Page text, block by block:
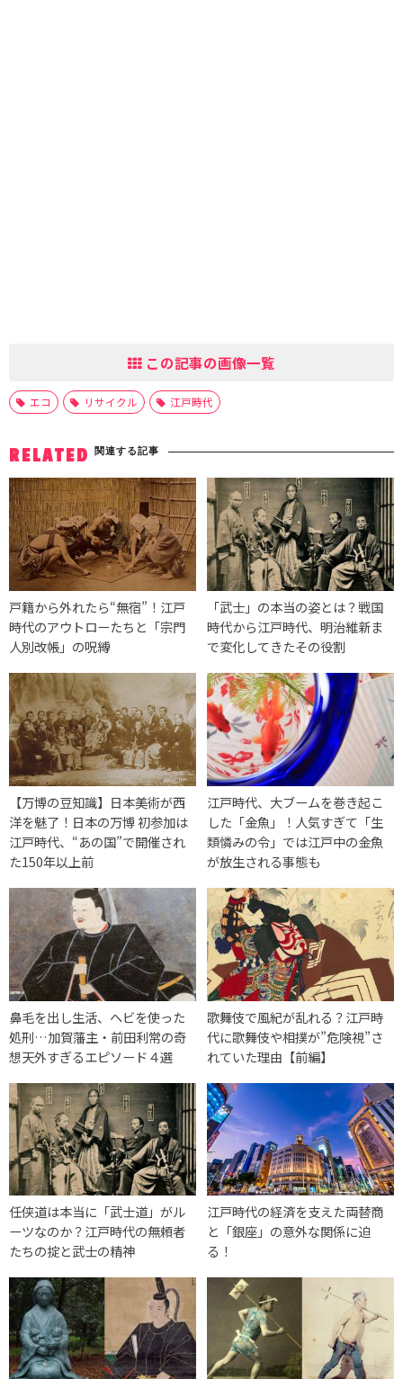
この記事の画像一覧
エコ リサイクル 江戸時代
RELATED 関連する記事
戸籍から外れたら“無宿”！江戸
時代のアウトローたちと「宗門
人別改帳」の呪縛
「武士」の本当の姿とは？戦国
時代から江戸時代、明治維新ま
で変化してきたその役割
【万博の豆知識】日本美術が西
洋を魅了！日本の万博 初参加は
江戸時代、“あの国”で開催され
た150年以上前
江戸時代、大ブームを巻き起こ
した「金魚」！人気すぎて「生
類憐みの令」では江戸中の金魚
が放生される事態も
鼻毛を出し生活、ヘビを使った
処刑…加賀藩主・前田利常の奇
想天外すぎるエピソード４選
歌舞伎で風紀が乱れる？江戸時
代に歌舞伎や相撲が”危険視”さ
れていた理由【前編】
任侠道は本当に「武士道」がル
ーツなのか？江戸時代の無頼者
たちの掟と武士の精神
江戸時代の経済を支えた両替商
と「銀座」の意外な関係に迫
る！